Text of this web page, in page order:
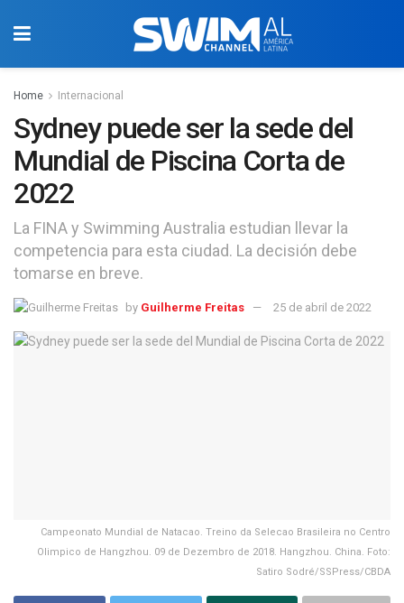
Home Internacional
Sydney puede ser la sede del
Mundial de Piscina Corta de
2022
La FINA y Swimming Australia estudian llevar la
competencia para esta ciudad. La decisión debe
tomarse en breve.
by Guilherme Freitas 25 de abril de 2022
Campeonato Mundial de Natacao. Treino da Selecao Brasileira no Centro
Olimpico de Hangzhou. 09 de Dezembro de 2018. Hangzhou. China. Foto:
Satiro Sodré/SSPress/CBDA